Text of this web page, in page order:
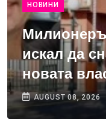
НОВИНИ
искал да
новата
AUGUST 08, 2026